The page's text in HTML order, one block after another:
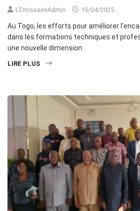
L'EmissaireAdmin 15/04/2025
Au Togo, les efforts pour améliorer
dans les formations techniques et
une nouvelle dimension.
LIRE PLUS